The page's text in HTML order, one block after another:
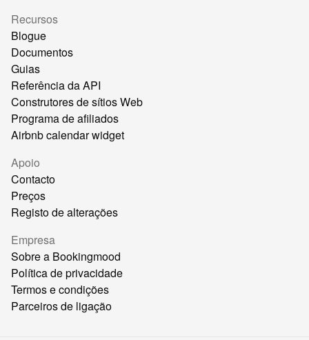
Recursos
Blogue
Documentos
Guias
Referência da API
Construtores de sítios Web
Programa de afiliados
Airbnb calendar widget
Apoio
Contacto
Preços
Registo de alterações
Empresa
Sobre a Bookingmood
Política de privacidade
Termos e condições
Parceiros de ligação